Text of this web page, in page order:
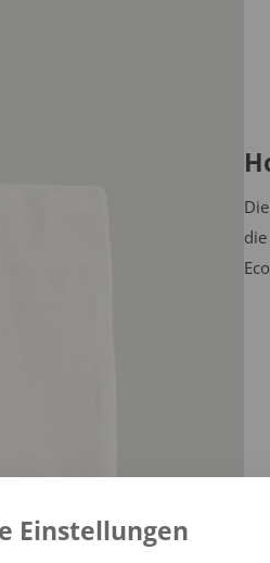
Einstellungen